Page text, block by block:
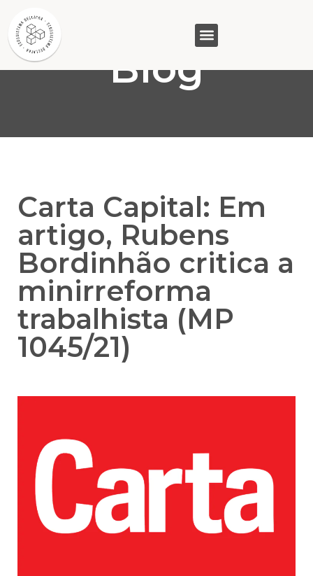
Blog
Carta Capital: Em
artigo, Rubens
Bordinhão critica a
minirreforma
trabalhista (MP
1045/21)